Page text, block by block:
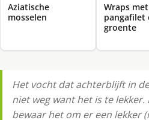
Aziatische
mosselen
Wraps met
pangafilet
groente
Het vocht dat achterblijft in
niet weg want het is te
bewaar het om er een lekker